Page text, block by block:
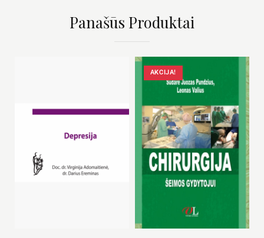
Panašūs Produktai
AKCIJA!